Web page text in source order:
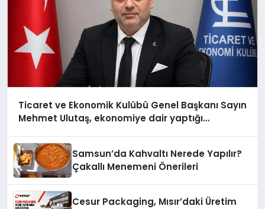
Ticaret ve Ekonomik Kulübü Genel Başkanı Sayın
Mehmet Ulutaş, ekonomiye dair yaptığı
Samsun’da Kahvaltı Nerede Yapılır?
Çakallı Menemeni Önerileri
Cesur Packaging, Mısır’daki Üretim